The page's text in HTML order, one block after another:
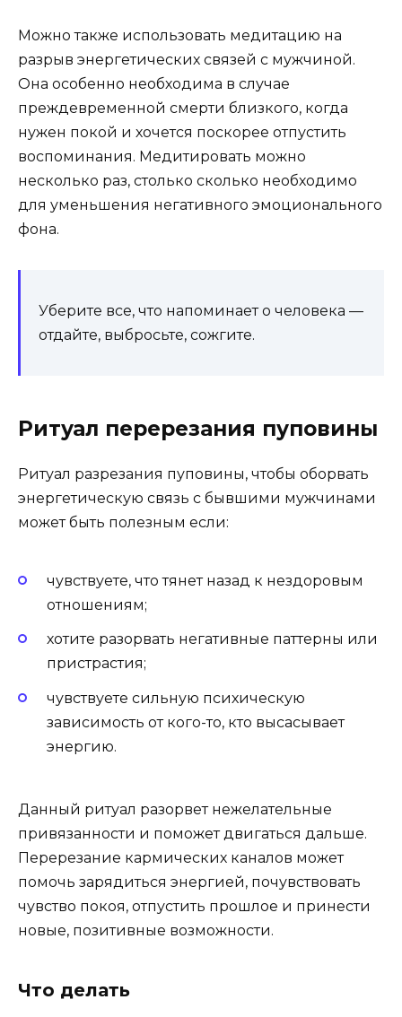
Можно также использовать медитацию на
разрыв энергетических связей с мужчиной.
Она особенно необходима в случае
преждевременной смерти близкого, когда
нужен покой и хочется поскорее отпустить
воспоминания. Медитировать можно
несколько раз, столько сколько необходимо
для уменьшения негативного эмоционального
фона.
Уберите все, что напоминает о человека —
отдайте, выбросьте, сожгите.
Ритуал перерезания пуповины
Ритуал разрезания пуповины, чтобы оборвать
энергетическую связь с бывшими мужчинами
может быть полезным если:
чувствуете, что тянет назад к нездоровым
отношениям;
хотите разорвать негативные паттерны или
пристрастия;
чувствуете сильную психическую
зависимость от кого-то, кто высасывает
энергию.
Данный ритуал разорвет нежелательные
привязанности и поможет двигаться дальше.
Перерезание кармических каналов может
помочь зарядиться энергией, почувствовать
чувство покоя, отпустить прошлое и принести
новые, позитивные возможности.
Что делать